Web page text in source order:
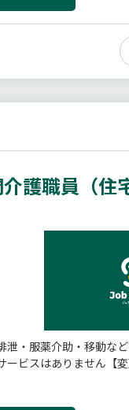
護職員（住
・服薬介助・移動な
ビスはありません【